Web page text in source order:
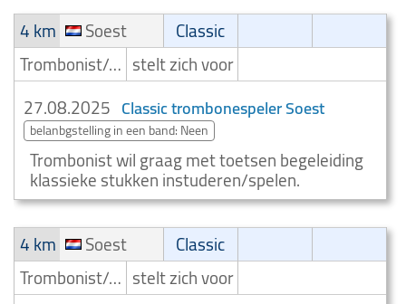
4 km
Soest
Classic
Trombonist/Trombonespeler stelt zich voor
27.08.2025 Classic trombonespeler Soest
belanbgstelling in een band: Neen
Trombonist wil graag met toetsen begeleiding
klassieke stukken instuderen/spelen.
4 km
Soest
Classic
Trombonist/Trombonespeler stelt zich voor